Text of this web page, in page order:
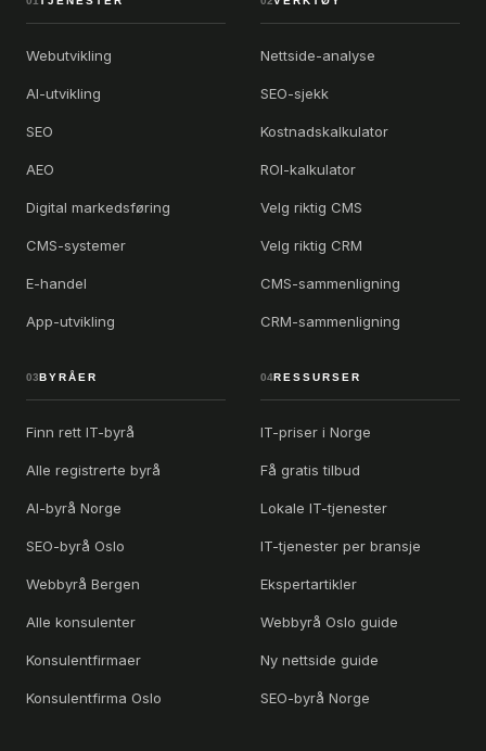
Webutvikling
AI-utvikling
SEO
AEO
Digital markedsføring
CMS-systemer
E-handel
App-utvikling
Nettside-analyse
SEO-sjekk
Kostnadskalkulator
ROI-kalkulator
Velg riktig CMS
Velg riktig CRM
CMS-sammenligning
CRM-sammenligning
03 BYRÅER
Finn rett IT-byrå
Alle registrerte byrå
AI-byrå Norge
SEO-byrå Oslo
Webbyrå Bergen
Alle konsulenter
Konsulentfirmaer
Konsulentfirma Oslo
04RESSURSER
IT-priser i Norge
Få gratis tilbud
Lokale IT-tjenester
IT-tjenester per bransje
Ekspertartikler
Webbyrå Oslo guide
Ny nettside guide
SEO-byrå Norge